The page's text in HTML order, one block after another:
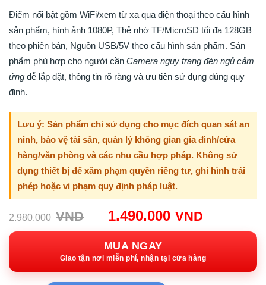
Điểm nổi bật gồm WiFi/xem từ xa qua điện thoại theo cấu hình
sản phẩm, hình ảnh 1080P, Thẻ nhớ TF/MicroSD tối đa 128GB
theo phiên bản, Nguồn USB/5V theo cấu hình sản phẩm. Sản
phẩm phù hợp cho người cần Camera ngụy trang đèn ngủ cảm
ứng dễ lắp đặt, thông tin rõ ràng và ưu tiên sử dụng đúng quy
định.
Lưu ý: Sản phẩm chỉ sử dụng cho mục đích quan sát an
ninh, bảo vệ tài sản, quản lý không gian gia đình/cửa
hàng/văn phòng và các nhu cầu hợp pháp. Không sử
dụng thiết bị để xâm phạm quyền riêng tư, ghi hình trái
phép hoặc vi phạm quy định pháp luật.
2.980.000 VND
Giá
gốc:
2.980.000VND.
1.490.000 VND
hiện
MUA NGAY
Giao tận nơi miễn phí, nhận tại cửa hàng